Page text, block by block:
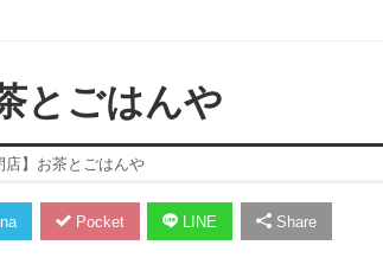
とごはんや
店】お茶とごはんや
Pocket LINE Share